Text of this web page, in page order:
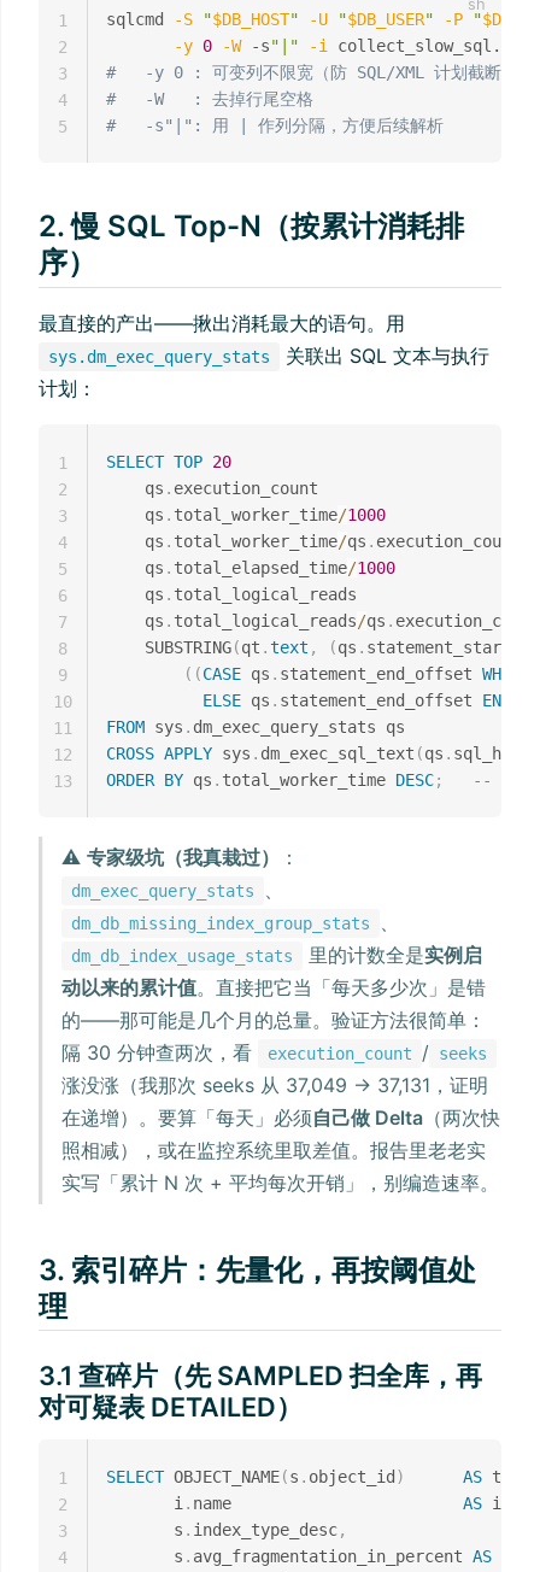
sqlcmd -S "$DB_HOST" -U "$DB_USER" -P "
-y 0 -W -s"|" -i collect_slow_sql.sql
#   -y 0 : 可变列不限宽（防 SQL/XML 计划截断，最
#   -W   : 去掉行尾空格
#   -s"|": 用 | 作列分隔，方便后续解析
1
2
3
4
5
2. 慢 SQL Top-N（按累计消耗排
序）
最直接的产出——揪出消耗最大的语句。用
sys.dm_exec_query_stats
关联出 SQL 文本与执行
计划：
SELECT TOP 20
    qs
.
    qs
. total_worker_time/1000
    qs
. total_worker_time/qs . execution_count
    qs
. total_elapsed_time/1000
    qs
.
    qs
. total_logical_reads/qs .
    SUBSTRING
(qt .text , (qs .
( (CASE qs . statement_end_offset WHEN
ELSE qs . statement_end_offset END
FROM sys .
CROSS APPLY sys . dm_exec_sql_text (qs .
ORDER BY qs . total_worker_time DESC; -- 想
1
2
3
4
5
6
7
8
9
10
11
12
13
⚠️专家级坑（我真栽过） ：
dm_exec_query_stats
dm_db_missing_index_group_stats
dm_db_index_usage_stats 里的计数全是实例启
动以来的累计值。直接把它当「每天多少次」是错
的——那可能是几个月的总量。验证方法很简单：
隔 30 分钟查两次，看
execution_count / seeks
涨没涨（我那次 seeks 从 37,049 → 37,131，证明
在递增）。要算「每天」必须自己做 Delta （两次快
照相减），或在监控系统里取差值。报告里老老实
实写「累计 N 次 + 平均每次开销」，别编造速率。
3. 索引碎片：先量化，再按阈值处
理
3.1 查碎片（先 SAMPLED 扫全库，再
对可疑表 DETAILED）
SELECT OBJECT_NAME(s . object_id ) AS
       i
. name AS
       s
. index_type_desc,
       s
. avg_fragmentation_in_percent AS
1
2
3
4